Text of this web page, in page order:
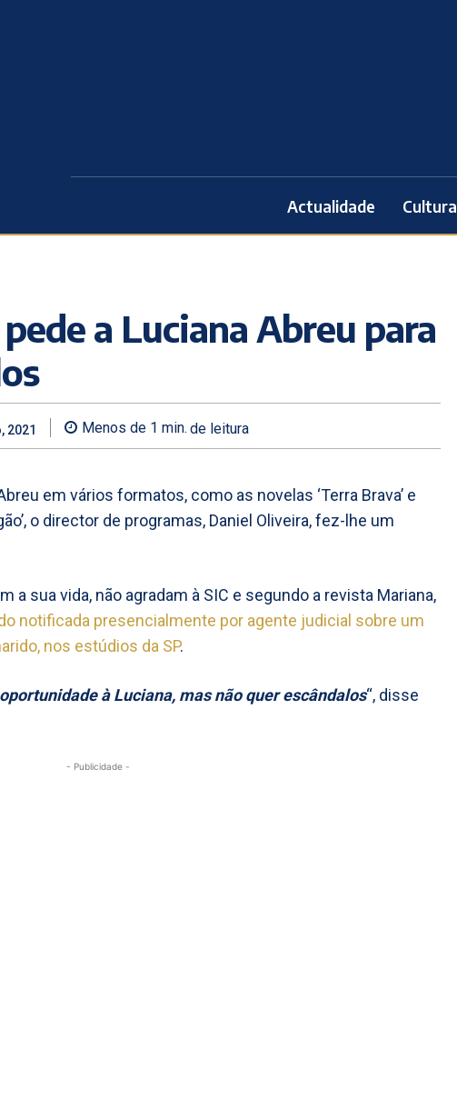
Actualidade Cultura
a Luciana Abreu para
2021 Menos de 1 min. de leitura
em vários formatos, como as novelas ‘Terra Brava’ e
o director de programas, Daniel Oliveira, fez-lhe um
a sua vida, não agradam à SIC e segundo a revista Mariana,
notificada presencialmente por agente judicial sobre um
nos estúdios da SP.
à Luciana, mas não quer escândalos“, disse
- Publicidade -